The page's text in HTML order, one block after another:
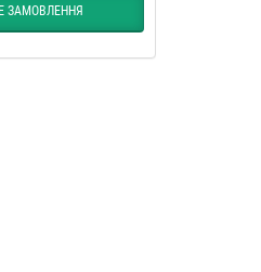
ЗАМОВЛЕННЯ